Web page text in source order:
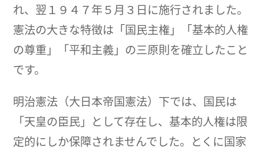
れ、翌１９４７年５月３日に施行されました。
憲法の大きな特徴は「国民主権」「基本的人権
の尊重」「平和主義」の三原則を確立したこと
です。
明治憲法（大日本帝国憲法）下では、国民は
「天皇の臣民」として存在し、基本的人権は限
定的にしか保障されませんでした。とくに国家